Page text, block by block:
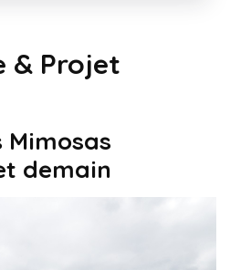
& Projet
Mimosas
demain